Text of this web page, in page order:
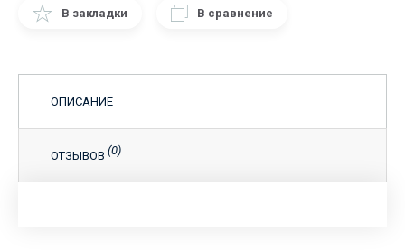
В закладки В сравнение
ОПИСАНИЕ
ОТЗЫВОВ (0)